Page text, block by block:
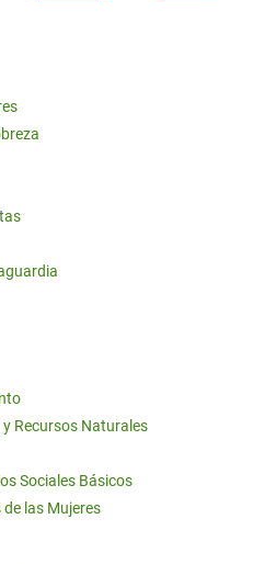
Recursos Naturales
Sociales Básicos
las Mujeres